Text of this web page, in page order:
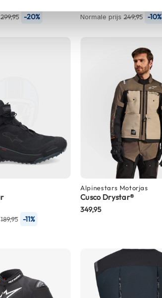
299,95 -20% Normale prijs 249,95 -10%
189,95 -11%
Alpinestars Motorjas
Cusco Drystar®
349,95